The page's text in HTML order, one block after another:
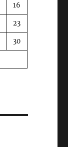
16
23
30